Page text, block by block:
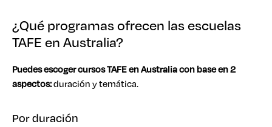
¿Qué programas ofrecen las escuelas
TAFE en Australia?
Puedes escoger cursos TAFE en Australia con base en 2
aspectos:duración y temática.
Por duración